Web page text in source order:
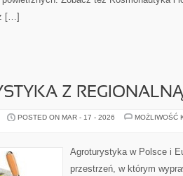
[…]
Z
POSTED ON MAR - 17 - 2026
MOŻLIWOŚĆ
Agroturystyka w Polsce i
przestrzeń, w którym